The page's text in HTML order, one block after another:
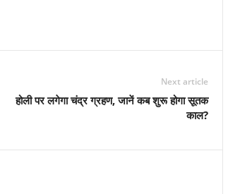
Next article
होली पर लगेगा चंद्र ग्रहण, जानें कब शुरू होगा सूतक
काल?